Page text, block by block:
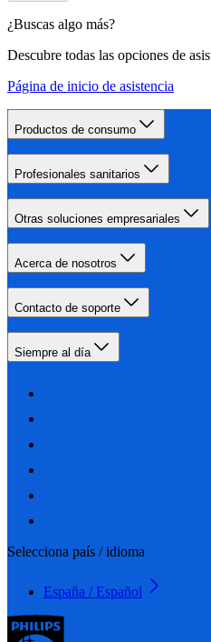
¿Buscas algo más?
Descubre todas las opciones de
Página de inicio de asistencia
Productos de consumo
Profesionales sanitarios
Otras soluciones empresariales
Acerca de nosotros
Contacto de soporte
Siempre al día
Selecciona país / idioma
España / Español